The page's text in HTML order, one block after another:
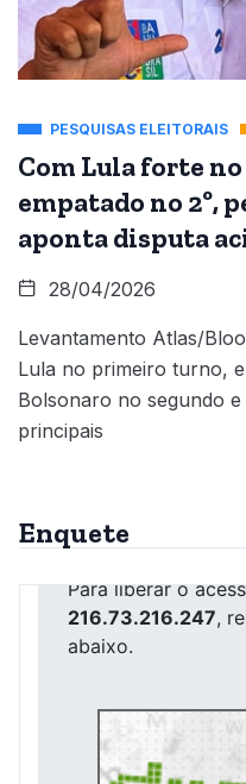
PESQUISAS ELEITORAIS
Com Lula forte no
empatado no 2º,
aponta disputa
28/04/2026
Levantamento Atlas/
Lula no primeiro turno,
Bolsonaro no segundo
principais
Enquete